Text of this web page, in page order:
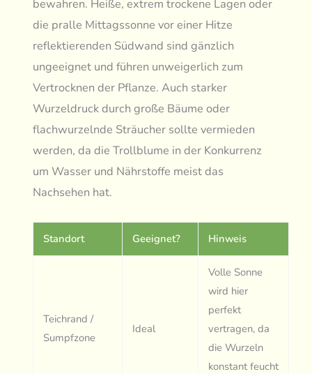
bewahren. Heiße, extrem trockene Lagen oder
die pralle Mittagssonne vor einer Hitze
reflektierenden Südwand sind gänzlich
ungeeignet und führen unweigerlich zum
Vertrocknen der Pflanze. Auch starker
Wurzeldruck durch große Bäume oder
flachwurzelnde Sträucher sollte vermieden
werden, da die Trollblume in der Konkurrenz
um Wasser und Nährstoffe meist das
Nachsehen hat.
Standort Geeignet? Hinweis
Teichrand /
Sumpfzone
Ideal
Volle Sonne
wird hier
perfekt
vertragen, da
die Wurzeln
konstant feucht